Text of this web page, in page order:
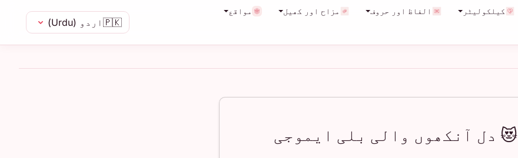
🇵🇰 اردو (Urdu)
کیلکولیٹر الفاظ اور حروف مزاح اور کھیل مواقع
😻 دل آنکھوں والی بلی ایموجی